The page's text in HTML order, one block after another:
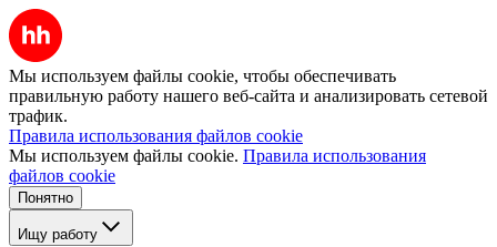
Мы используем файлы cookie, чтобы обеспечивать
правильную работу нашего веб-сайта и анализировать сетевой
трафик.
Правила использования файлов cookie
Мы используем файлы cookie. Правила использования
файлов cookie
Понятно
Ищу работу